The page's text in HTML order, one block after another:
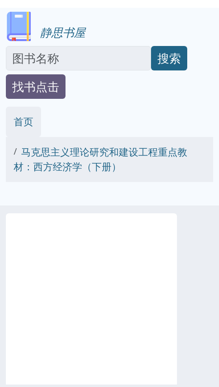
静思书屋
搜索
找书点击
首页
马克思主义理论研究和建设工程重点教
材：西方经济学（下册）